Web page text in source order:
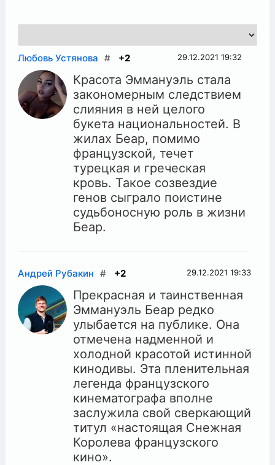
Любовь Устянова 29.12.2021 19:32
# +2
Красота Эммануэль стала
закономерным следствием
слияния в ней целого
букета национальностей. В
жилах Беар, помимо
французской, течет
турецкая и греческая
кровь. Такое созвездие
генов сыграло поистине
судьбоносную роль в жизни
Беар.
Андрей Рубакин 29.12.2021 19:33
# +2
Прекрасная и таинственная
Эммануэль Беар редко
улыбается на публике. Она
отмечена надменной и
холодной красотой истинной
кинодивы. Эта пленительная
легенда французского
кинематографа вполне
заслужила свой сверкающий
титул «настоящая Снежная
Королева французского
кино».